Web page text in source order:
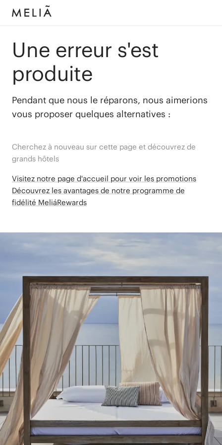
Une erreur s'est
produite
Pendant que nous le réparons, nous aimerions
vous proposer quelques alternatives :
Cherchez à nouveau sur cette page et découvrez de
grands hôtels
Visitez notre page d'accueil pour voir les promotions
Découvrez les avantages de notre programme de
fidélité MeliáRewards